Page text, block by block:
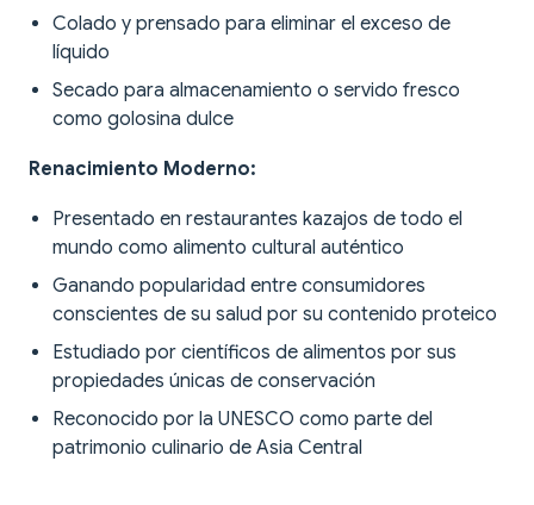
Colado y prensado para eliminar el exceso de
líquido
Secado para almacenamiento o servido fresco
como golosina dulce
Renacimiento Moderno:
Presentado en restaurantes kazajos de todo el
mundo como alimento cultural auténtico
Ganando popularidad entre consumidores
conscientes de su salud por su contenido proteico
Estudiado por científicos de alimentos por sus
propiedades únicas de conservación
Reconocido por la UNESCO como parte del
patrimonio culinario de Asia Central